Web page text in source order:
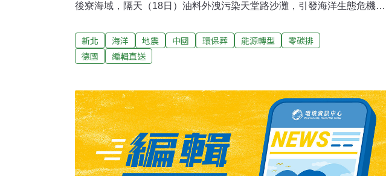
後寮海域，隔天（18日）油料外洩污染天堂路沙灘，引發海洋生態危機。
《海污法》透過船務代表通知船東，務必抽除船上殘油，並出席應變會
議。因為情況緊急，先由航港局委託廠商代履行抽油及船體移除等相關作
業。（自由時報報導）台東查獲14件違法清運廢棄物 9公務員涉貪判刑台
止，查獲14件涉違反廢清法案件並移送法辦，另查出兩起共九名公務員因
涉犯貪污罪，被判刑六年八個月不等徒刑。環保局呼籲，各業應遵守廢棄
物清理相關法規清除處理廢棄物外，民眾買賣或出租土地時，要謹慎對
象，並注意用途，避免無端捲入不法。（中央社報導）
新北 海洋 地震 中國 環保葬 能源轉型
零碳排
德國
編輯直送